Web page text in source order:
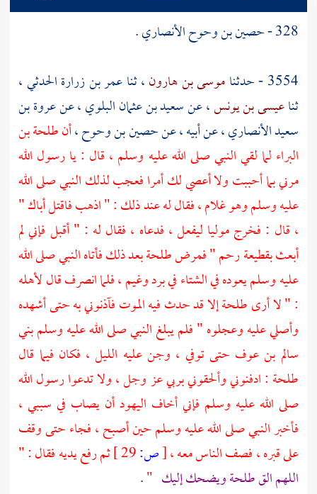
328 - حصين بن وحوح الأنصاري.
3554 - حدثنا
موسى بن هارون، ثناعمر بن زرارة الحدثي،
ثناعيسى بن يونس، عنسعيد بن عثمان البلوي، عنعروة بن
سعيد الأنصاري، عن أبيه ، عنحصين بن وحوح،أنطلحة بن
البراء لما لقي النبي صلى الله عليه وسلم ، قال : يا رسول الله
مرني بما أحببت ولا أعصي لك أمرا فعجب لذلك النبي صلى الله
عليه وسلم وهو غلام ، فقال له عند ذلك : " اذهب فاقتل أباك "
، قال : فخرج موليا ليفعل ، فدعاه ، فقال له : " أقبل فإني لم
أبعث بقطيعة رحم " فمرضطلحةبعد ذلك فأتاه النبي صلى الله
عليه وسلم يعوده في الشتاء في برد وغيم ، فلما انصرف قال لأهله
: " لا أرىطلحةإلا قد حدث فيه الموت فآذنوني به حتى أشهده
وأصلي عليه وعجلوه " فلم يبلغ النبي صلى الله عليه وسلمبني
سالم بن عوف حتى توفي ، وجن عليه الليل ، فكان فيما قال
طلحة : ادفنوني وألحقوني بربي عز وجل ، ولا تدعوا رسول الله
صلى الله عليه وسلم فإني أخاف اليهودأن يصاب في سببي ،
فأخبر النبي صلى الله عليه وسلم حين أصبح ، فجاء حتى وقف
على قبره ، فصف الناس معه ،[ص:
ثم رفع يديه فقال : "
اللهم القطلحةويضحك إليك "
.